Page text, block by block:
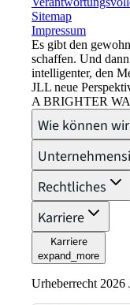
Sitemap
Impressum​
Es gibt den
schaffen. Und
intelligenter, den
JLL neue
A BRIGHTER
Wie können
Rechtliches
Karriere
Karriere
expand_more
Urheberrecht 2026